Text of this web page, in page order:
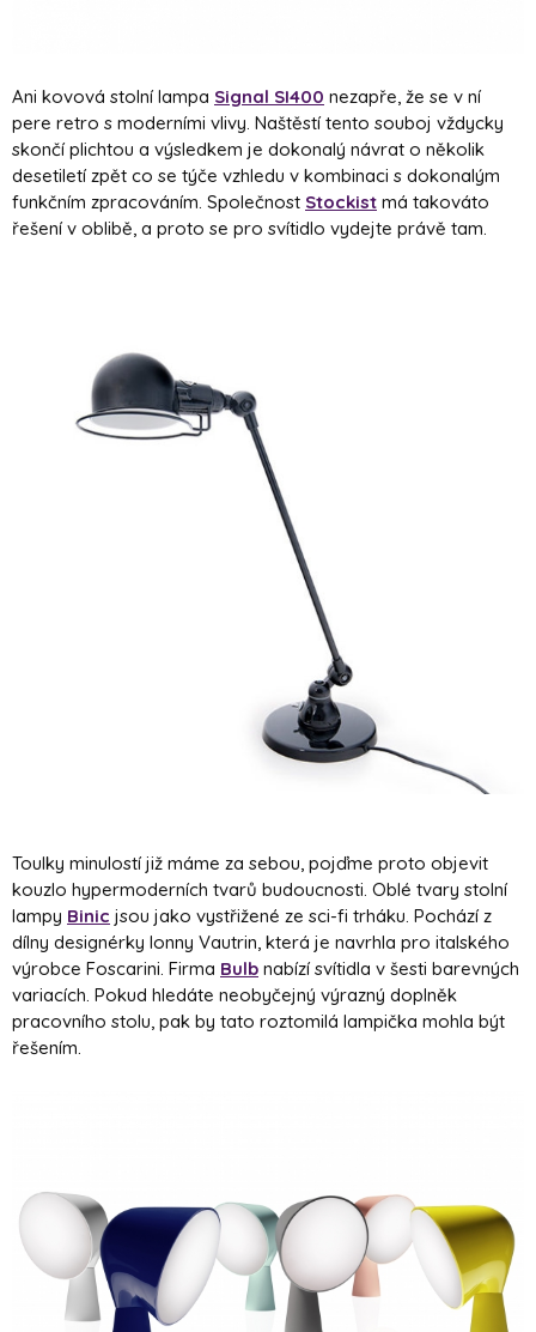
Ani kovová stolní lampa Signal SI400 nezapře, že se v ní
pere retro s moderními vlivy. Naštěstí tento souboj vždycky
skončí plichtou a výsledkem je dokonalý návrat o několik
desetiletí zpět co se týče vzhledu v kombinaci s dokonalým
funkčním zpracováním. Společnost Stockist má takováto
řešení v oblibě, a proto se pro svítidlo vydejte právě tam.
Toulky minulostí již máme za sebou, pojďme proto objevit
kouzlo hypermoderních tvarů budoucnosti. Oblé tvary stolní
lampy Binic jsou jako vystřižené ze sci-fi trháku. Pochází z
dílny designérky Ionny Vautrin, která je navrhla pro italského
výrobce Foscarini. Firma Bulb nabízí svítidla v šesti barevných
variacích. Pokud hledáte neobyčejný výrazný doplněk
pracovního stolu, pak by tato roztomilá lampička mohla být
řešením.